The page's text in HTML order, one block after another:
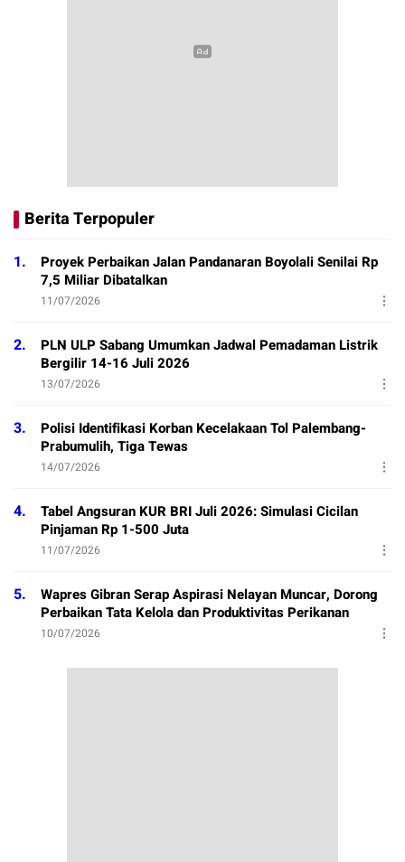
Berita Terpopuler
1.
Proyek Perbaikan Jalan Pandanaran Boyolali Senilai Rp
7,5 Miliar Dibatalkan
11/07/2026
2.
PLN ULP Sabang Umumkan Jadwal Pemadaman Listrik
Bergilir 14-16 Juli 2026
13/07/2026
3.
Polisi Identifikasi Korban Kecelakaan Tol Palembang-
Prabumulih, Tiga Tewas
14/07/2026
4.
Tabel Angsuran KUR BRI Juli 2026: Simulasi Cicilan
Pinjaman Rp 1-500 Juta
11/07/2026
5.
Wapres Gibran Serap Aspirasi Nelayan Muncar, Dorong
Perbaikan Tata Kelola dan Produktivitas Perikanan
10/07/2026